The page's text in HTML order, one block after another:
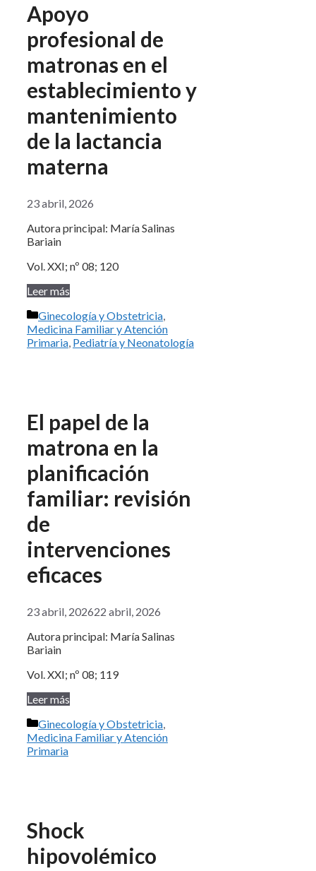
Apoyo
profesional de
matronas en el
establecimiento y
mantenimiento
de la lactancia
materna
23 abril, 2026
Autora principal: María Salinas
Bariain
Vol. XXI; nº 08; 120
Leer más
Categorías
Ginecología y Obstetricia,
Medicina Familiar y Atención
Primaria, Pediatría y Neonatología
El papel de la
matrona en la
planificación
familiar: revisión
de
intervenciones
eficaces
23 abril, 202622 abril, 2026
Autora principal: María Salinas
Bariain
Vol. XXI; nº 08; 119
Leer más
Categorías
Ginecología y Obstetricia,
Medicina Familiar y Atención
Primaria
Shock
hipovolémico